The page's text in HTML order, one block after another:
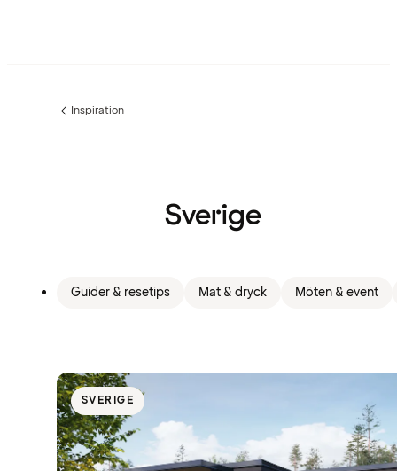
Föregående
Inspiration
Sverige
Guider & resetips Mat & dryck Möten & event
SVERIGE